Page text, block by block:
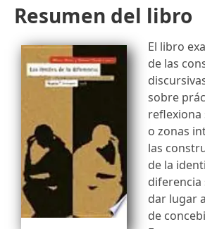
Resumen del libro
El libro
de las
sobre
reflexiona
o zonas
las
de la
diferencia
dar lugar
de